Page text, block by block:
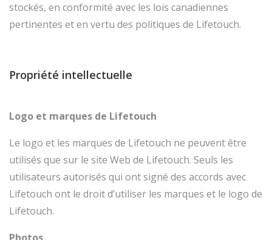
stockés, en conformité avec les lois canadiennes
pertinentes et en vertu des politiques de Lifetouch.
Propriété intellectuelle
Logo et marques de Lifetouch
Le logo et les marques de Lifetouch ne peuvent être
utilisés que sur le site Web de Lifetouch. Seuls les
utilisateurs autorisés qui ont signé des accords avec
Lifetouch ont le droit d’utiliser les marques et le logo de
Lifetouch.